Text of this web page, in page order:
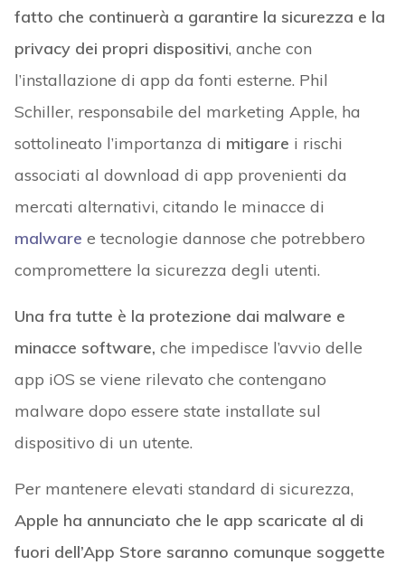
fatto che continuerà a garantire la sicurezza e la
privacy dei propri dispositivi, anche con
l’installazione di app da fonti esterne. Phil
Schiller, responsabile del marketing Apple, ha
sottolineato l’importanza di mitigare i rischi
associati al download di app provenienti da
mercati alternativi, citando le minacce di
malware e tecnologie dannose che potrebbero
compromettere la sicurezza degli utenti.
Una fra tutte è la protezione dai malware e
minacce software, che impedisce l’avvio delle
app iOS se viene rilevato che contengano
malware dopo essere state installate sul
dispositivo di un utente.
Per mantenere elevati standard di sicurezza,
Apple ha annunciato che le app scaricate al di
fuori dell’App Store saranno comunque soggette